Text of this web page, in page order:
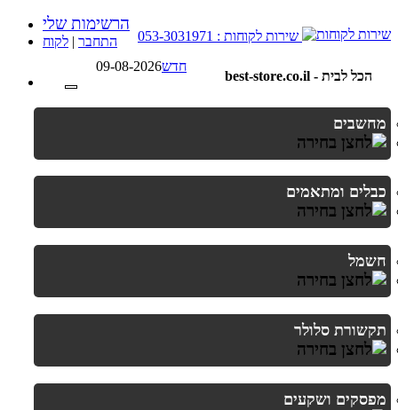
best-store.co.il - הכל לבית
09-08-2026
הרשימות שלי
התחבר | לקוח
חדש
מחשבים
כבלים ומתאמים
חשמל
תקשורת סלולר
מפסקים ושקעים